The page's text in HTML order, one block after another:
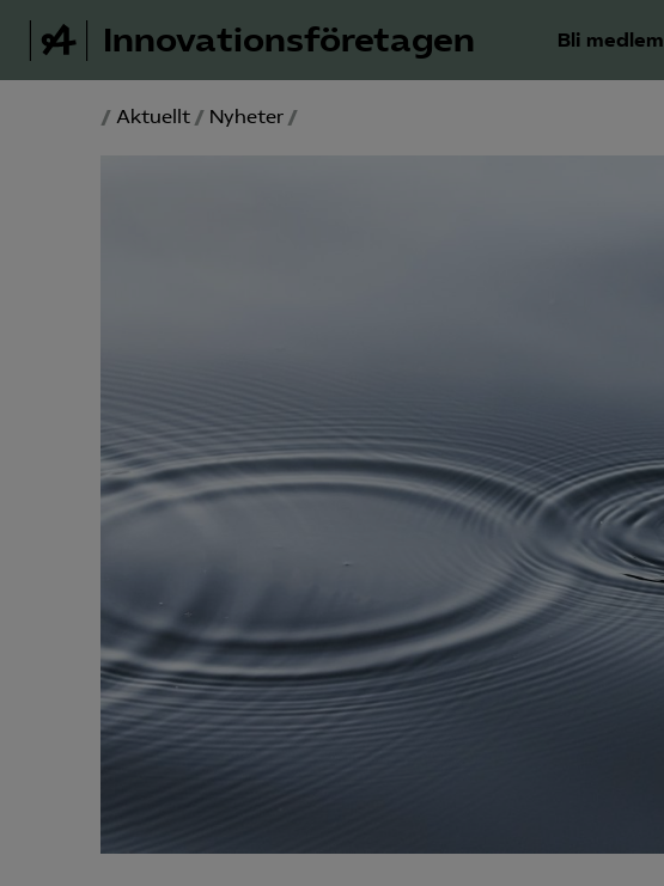
Innovations­företagen Bli medlem
/ Aktuellt / Nyheter /